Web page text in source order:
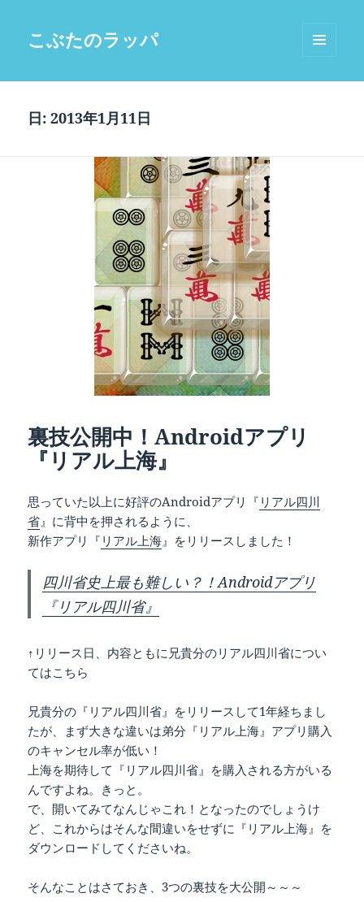
こぶたのラッパ
ーとウ
日:2013年1月11日
裏技公開中！Androidアプリ
『リアル上海』
思っていた以上に好評のAndroidアプリ『 リアル四川
省 』に背中を押されるように、
新作アプリ『 リアル上海 』をリリースしました！
四川省史上最も難しい？！Androidアプリ
『リアル四川省』
↑リリース日、内容ともに兄貴分のリアル四川省につい
てはこちら
兄貴分の『リアル四川省』をリリースして1年経ちまし
たが、まず大きな違いは弟分『リアル上海』アプリ購入
のキャンセル率が低い！
上海を期待して『リアル四川省』を購入される方がいる
んですよね。きっと。
で、開いてみてなんじゃこれ！となったのでしょうけ
ど、これからはそんな間違いをせずに『リアル上海』を
ダウンロードしてくださいね。
そんなことはさておき、3つの裏技を大公開～～～